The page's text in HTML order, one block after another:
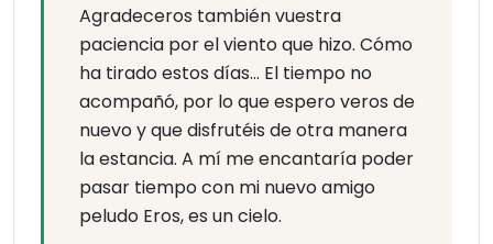
Agradeceros también vuestra
paciencia por el viento que hizo. Cómo
ha tirado estos días... El tiempo no
acompañó, por lo que espero veros de
nuevo y que disfrutéis de otra manera
la estancia. A mí me encantaría poder
pasar tiempo con mi nuevo amigo
peludo Eros, es un cielo.